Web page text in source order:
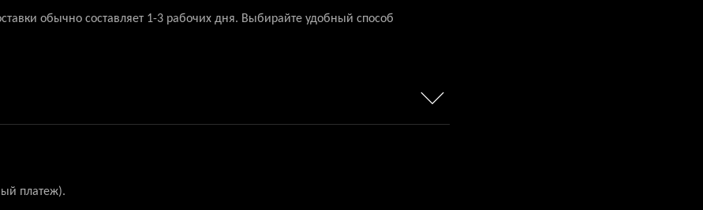
обычно составляет 1-3 рабочих дня. Выбирайте удобный способ
платеж).